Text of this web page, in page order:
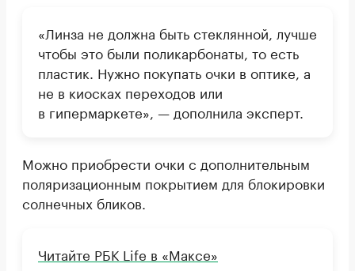
«Линза не должна быть стеклянной, лучше
чтобы это были поликарбонаты, то есть
пластик. Нужно покупать очки в оптике, а
не в киосках переходов или
в гипермаркете», — дополнила эксперт.
Можно приобрести очки с дополнительным
поляризационным покрытием для блокировки
солнечных бликов.
Читайте РБК Life в «Максе»